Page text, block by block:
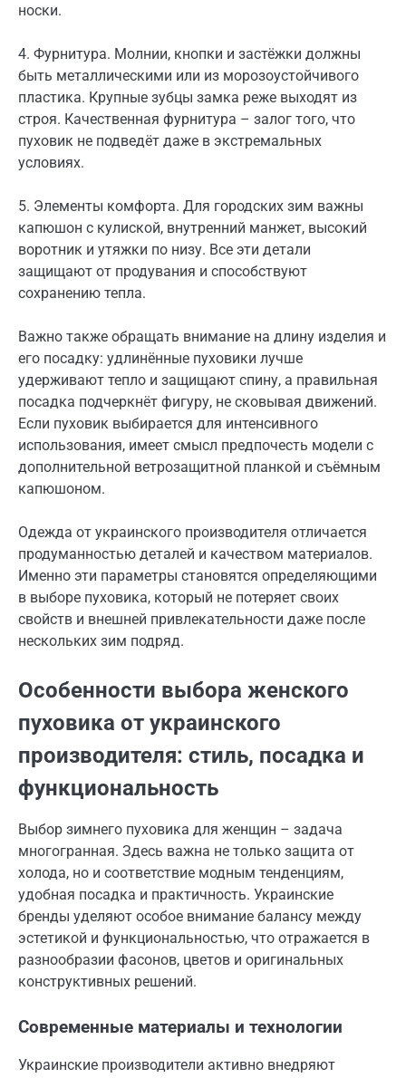
носки.
4. Фурнитура. Молнии, кнопки и застёжки должны
быть металлическими или из морозоустойчивого
пластика. Крупные зубцы замка реже выходят из
строя. Качественная фурнитура – залог того, что
пуховик не подведёт даже в экстремальных
условиях.
5. Элементы комфорта. Для городских зим важны
капюшон с кулиской, внутренний манжет, высокий
воротник и утяжки по низу. Все эти детали
защищают от продувания и способствуют
сохранению тепла.
Важно также обращать внимание на длину изделия и
его посадку: удлинённые пуховики лучше
удерживают тепло и защищают спину, а правильная
посадка подчеркнёт фигуру, не сковывая движений.
Если пуховик выбирается для интенсивного
использования, имеет смысл предпочесть модели с
дополнительной ветрозащитной планкой и съёмным
капюшоном.
Одежда от украинского производителя отличается
продуманностью деталей и качеством материалов.
Именно эти параметры становятся определяющими
в выборе пуховика, который не потеряет своих
свойств и внешней привлекательности даже после
нескольких зим подряд.
Особенности выбора женского
пуховика от украинского
производителя: стиль, посадка и
функциональность
Выбор зимнего пуховика для женщин – задача
многогранная. Здесь важна не только защита от
холода, но и соответствие модным тенденциям,
удобная посадка и практичность. Украинские
бренды уделяют особое внимание балансу между
эстетикой и функциональностью, что отражается в
разнообразии фасонов, цветов и оригинальных
конструктивных решений.
Современные материалы и технологии
Украинские производители активно внедряют